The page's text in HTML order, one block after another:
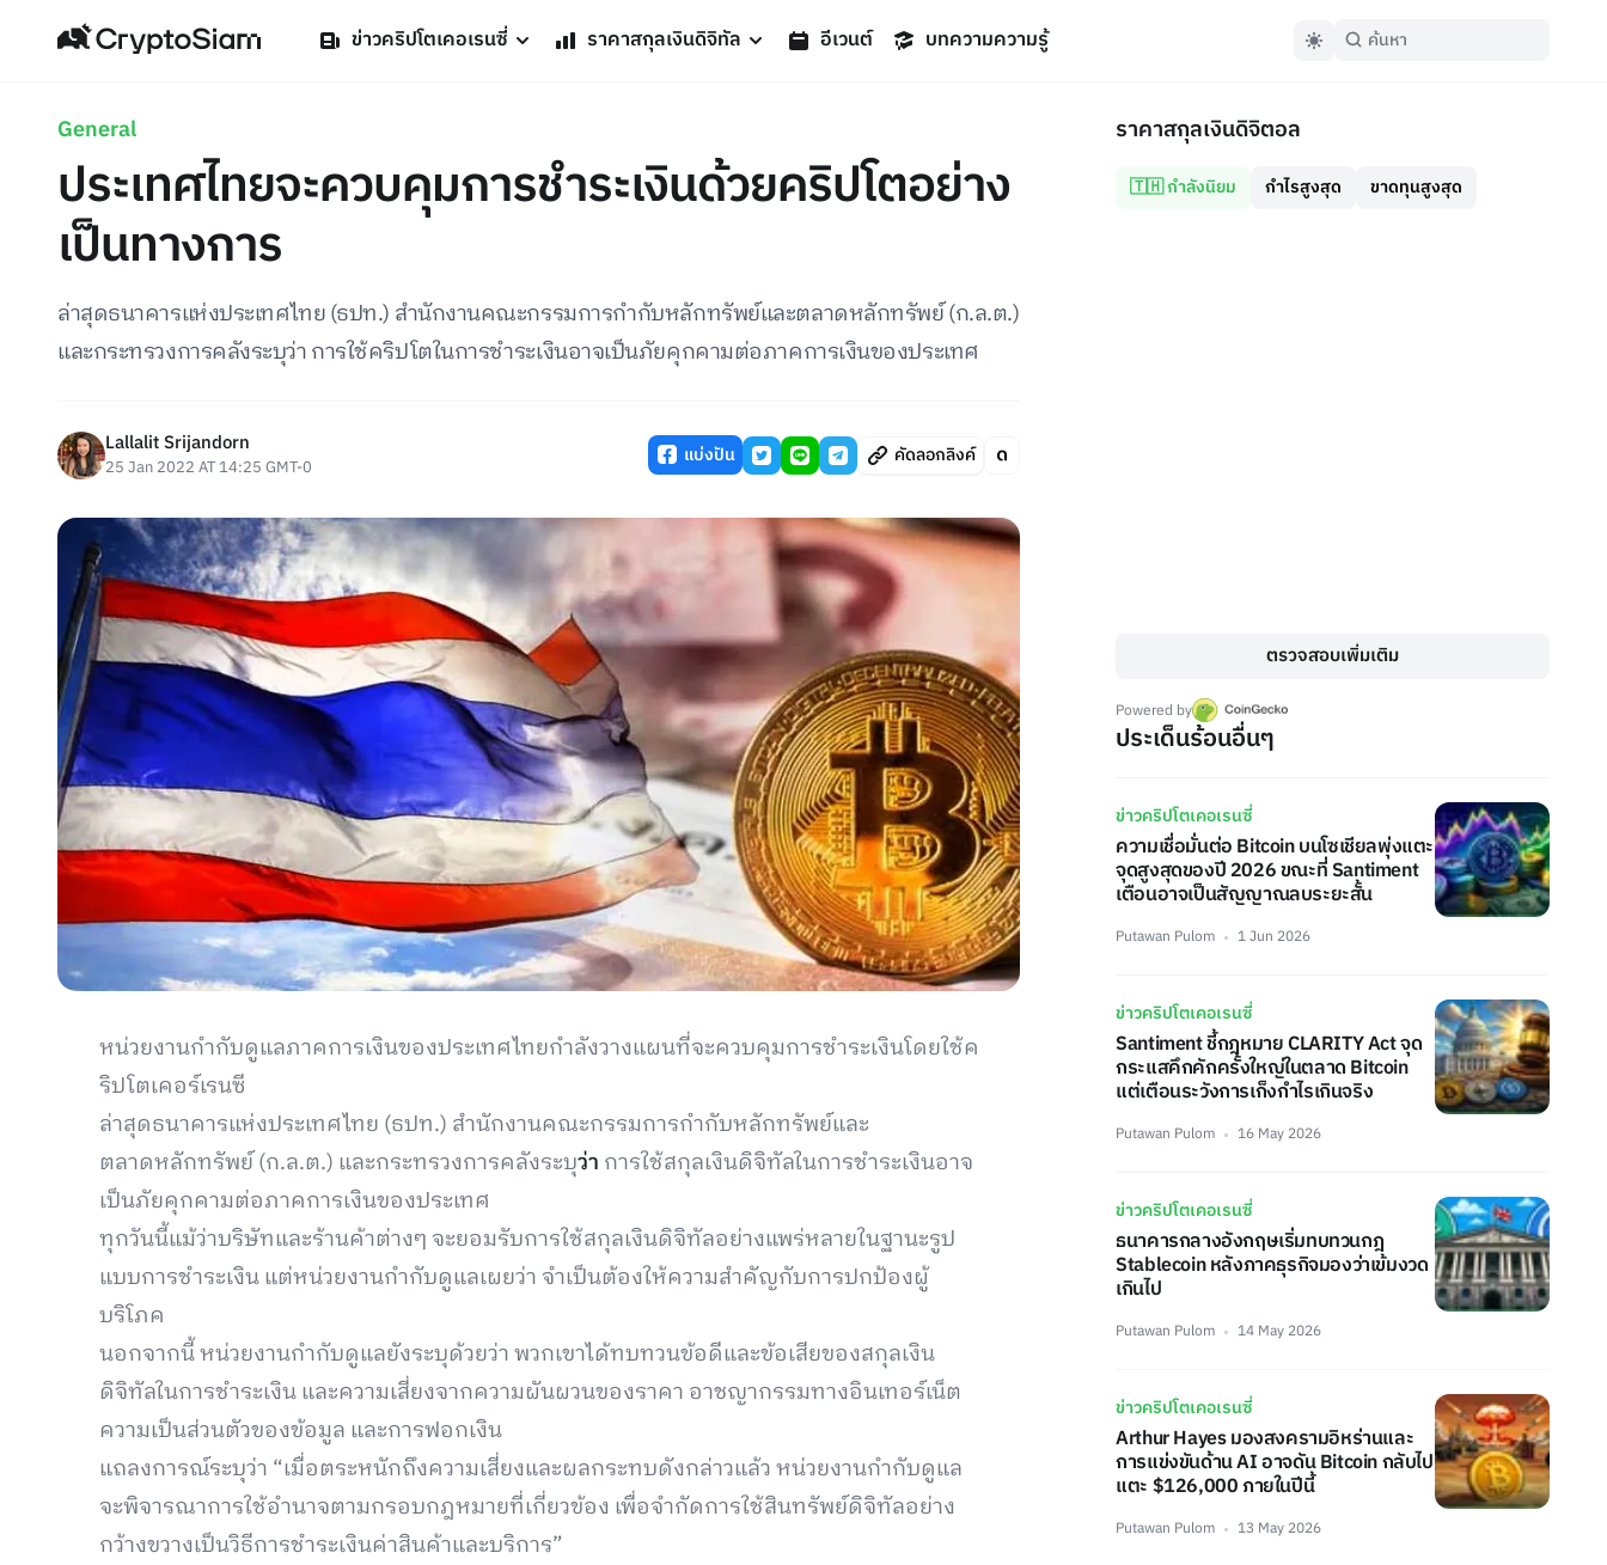
ข่าวคริปโตเคอเรนซี่ ราคาสกุลเงินดิจิทัล อีเวนต์ บทความความรู้
General
ประเทศไทยจะควบคุมการชำระเงินด้วยคริปโตอย่าง
เป็นทางการ
ล่าสุดธนาคารแห่งประเทศไทย (ธปท.) สำนักงานคณะกรรมการกำกับหลักทรัพย์และตลาดหลักทรัพย์ (ก.ล.ต.)
และกระทรวงการคลังระบุว่า การใช้คริปโตในการชำระเงินอาจเป็นภัยคุกคามต่อภาคการเงินของประเทศ
Lallalit Srijandorn
25 Jan 2022 AT 14:25 GMT-0 แบ่งปัน คัดลอกลิงค์
หน่วยงานกำกับดูแลภาคการเงินของประเทศไทยกำลังวางแผนที่จะควบคุมการชำระเงินโดยใช้ค
ริปโตเคอร์เรนซี
ล่าสุดธนาคารแห่งประเทศไทย (ธปท.) สำนักงานคณะกรรมการกำกับหลักทรัพย์และ
ตลาดหลักทรัพย์ (ก.ล.ต.) และกระทรวงการคลังระบุว่า การใช้สกุลเงินดิจิทัลในการชำระเงินอาจ
เป็นภัยคุกคามต่อภาคการเงินของประเทศ
ทุกวันนี้แม้ว่าบริษัทและร้านค้าต่างๆ จะยอมรับการใช้สกุลเงินดิจิทัลอย่างแพร่หลายในฐานะรูป
แบบการชำระเงิน แต่หน่วยงานกำกับดูแลเผยว่า จำเป็นต้องให้ความสำคัญกับการปกป้องผู้
บริโภค
นอกจากนี้ หน่วยงานกำกับดูแลยังระบุด้วยว่า พวกเขาได้ทบทวนข้อดีและข้อเสียของสกุลเงิน
ดิจิทัลในการชำระเงิน และความเสี่ยงจากความผันผวนของราคา อาชญากรรมทางอินเทอร์เน็ต
ความเป็นส่วนตัวของข้อมูล และการฟอกเงิน
แถลงการณ์ระบุว่า “เมื่อตระหนักถึงความเสี่ยงและผลกระทบดังกล่าวแล้ว หน่วยงานกำกับดูแล
จะพิจารณาการใช้อำนาจตามกรอบกฎหมายที่เกี่ยวข้อง เพื่อจำกัดการใช้สินทรัพย์ดิจิทัลอย่าง
กว้างขวางเป็นวิธีการชำระเงินค่าสินค้าและบริการ”
ราคาสกุลเงินดิจิตอล
🇹🇭 กำลังนิยม กำไรสูงสุด ขาดทุนสูงสุด
ตรวจสอบเพิ่มเติม
Powered by
ประเด็นร้อนอื่นๆ
ข่าวคริปโตเคอเรนซี่
ความเชื่อมั่นต่อ Bitcoin บนโซเชียลพุ่งแตะ
จุดสูงสุดของปี 2026 ขณะที่ Santiment
เตือนอาจเป็นสัญญาณลบระยะสั้น
Putawan Pulom 1 Jun 2026
ข่าวคริปโตเคอเรนซี่
Santiment ชี้กฎหมาย CLARITY Act จุด
กระแสคึกคักครั้งใหญ่ในตลาด Bitcoin
แต่เตือนระวังการเก็งกำไรเกินจริง
Putawan Pulom 16 May 2026
ข่าวคริปโตเคอเรนซี่
ธนาคารกลางอังกฤษเริ่มทบทวนกฎ
Stablecoin หลังภาคธุรกิจมองว่าเข้มงวด
เกินไป
Putawan Pulom 14 May 2026
ข่าวคริปโตเคอเรนซี่
Arthur Hayes มองสงครามอิหร่านและ
การแข่งขันด้าน AI อาจดัน Bitcoin กลับไป
แตะ $126,000 ภายในปีนี้
Putawan Pulom 13 May 2026